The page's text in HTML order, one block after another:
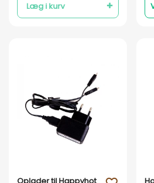
Læg i kurv
Vis her